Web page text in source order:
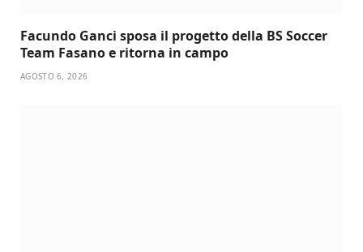
Facundo Ganci sposa il progetto della BS Soccer
Team Fasano e ritorna in campo
AGOSTO 6, 2026